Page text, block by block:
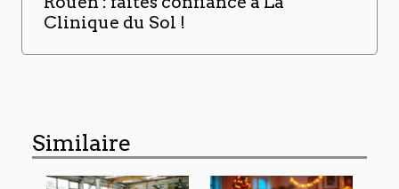
Clinique du Sol !
Similaire